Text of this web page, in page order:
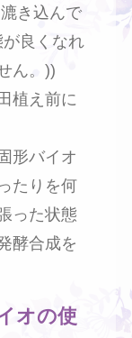
き込んで
良くなれ
ん。))
植え前に
形バイオ
たりを何
った状態
酵合成を
オの使